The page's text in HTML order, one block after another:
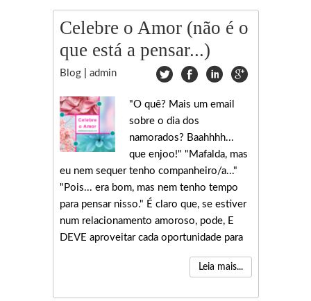
Celebre o Amor (não é o
que está a pensar...)
Blog |admin
"O quê? Mais um email
sobre o dia dos
namorados? Baahhhh...
que enjoo!" "Mafalda, mas
eu nem sequer tenho companheiro/a..."
"Pois... era bom, mas nem tenho tempo
para pensar nisso." É claro que, se estiver
num relacionamento amoroso, pode, E
DEVE aproveitar cada oportunidade para
Leia mais...